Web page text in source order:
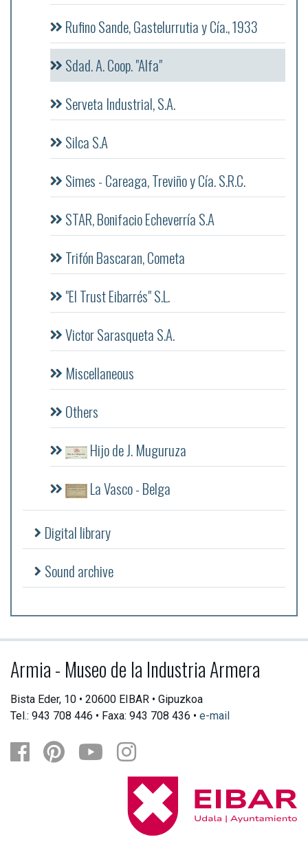
Rufino Sande, Gastelurrutia y Cía., 1933
Sdad. A. Coop. "Alfa"
Serveta Industrial, S.A.
Silca S.A
Simes - Careaga, Treviño y Cía. S.R.C.
STAR, Bonifacio Echeverría S.A
Trifón Bascaran, Cometa
"El Trust Eibarrés" S.L.
Victor Sarasqueta S.A.
Miscellaneous
Others
Hijo de J. Muguruza
La Vasco - Belga
Digital library
Sound archive
Armia - Museo de la Industria Armera
Bista Eder, 10 • 20600 EIBAR • Gipuzkoa
Tel.: 943 708 446 • Faxa: 943 708 436 • e-mail